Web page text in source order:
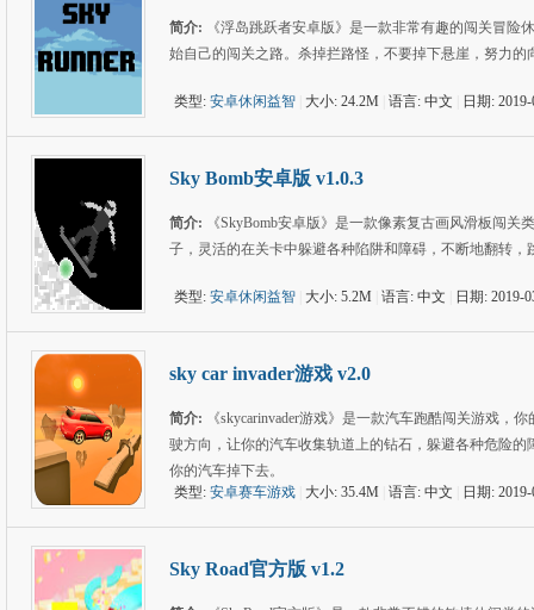
简介:
《浮岛跳跃者安卓版》是一款非常有趣的闯关冒
始自己的闯关之路。杀掉拦路怪，不要掉下悬崖，努力
类型: 安卓休闲益智 大小: 24.2M 语言: 中文 日期:
Sky Bomb安卓版 v1.0.3
简介:
《SkyBomb安卓版》是一款像素复古画风滑板闯
子，灵活的在关卡中躲避各种陷阱和障碍，不断地翻转
类型: 安卓休闲益智 大小: 5.2M 语言: 中文 日期: 2019-
sky car invader游戏 v2.0
简介:
《skycarinvader游戏》是一款汽车跑酷闯关游戏
驶方向，让你的汽车收集轨道上的钻石，躲避各种危险
你的汽车掉下去。
类型: 安卓赛车游戏 大小: 35.4M 语言: 中文 日期:
Sky Road官方版 v1.2